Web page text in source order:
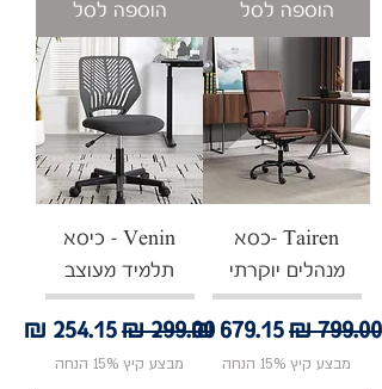
הוספה לסל הוספה לסל
‏‏Tairen -כסא
מנהלים יוקרתי
מחיר רגילמחיר מבצע
מבצע קיץ 15% הנחה
Venin - כיסא
תלמיד מעוצב
מחיר רגילמחיר
מבצע קיץ 15% הנחה